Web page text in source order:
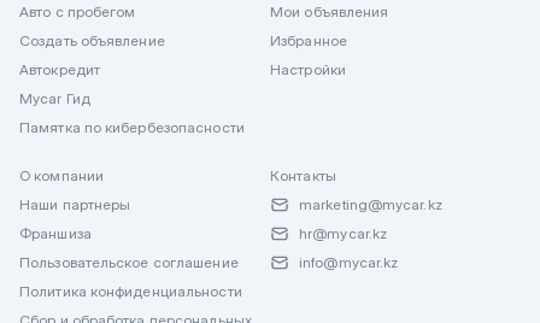
Авто с пробегом
Создать объявление
Автокредит
Mycar Гид
Памятка по кибербезопасности
Мои объявления
Избранное
Настройки
О компании
Наши партнеры
Франшиза
Пользовательское соглашение
Политика конфиденциальности
Контакты
marketing@mycar.kz
hr@mycar.kz
info@mycar.kz